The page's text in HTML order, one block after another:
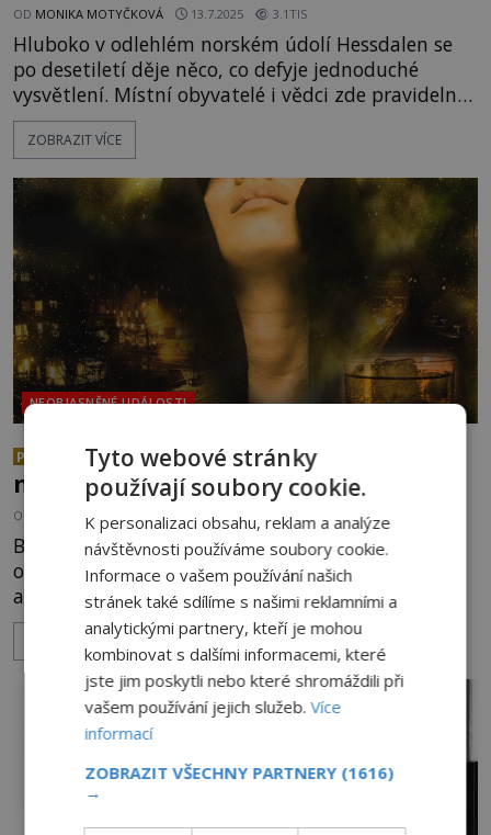
OD MONIKA MOTYČKOVÁ 13.7.2025 3.1TIS
Hluboko v odlehlém norském údolí Hessdalen se
po desetiletí děje něco, co defyje jednoduché
vysvětlení. Místní obyvatelé i vědci zde pravidelně
pozorují podivná, barevná světla, která se
pohybují po obloze, vznášejí se, mění tvar a
způsobuje tyto záhadné světelné jevy, které se
objevují bez jakéhokoli zvuku či zjevného zdroje?
Jsou to přírodní úkazy, nez
ZOBRAZIT VÍCE
NEOBJASNĚNÉ UDÁLOSTI
PREMIUM
Žena z Isdalenu: Kdo zavraždil
neznámou krásku v Údolí smrti?
OD EVA SOUKUPOVÁ 14.11.2024 3.5TIS
Byla půvabná, mladá a elegantní. Zemřela však
opuštěná, nikdo ji nehledal a nikdo dodnes nezná
ani její jméno. Možná proto, že jich měla hned
několik. Skutečná identita ženy nalezené bez
života v norských horách zůstává neznámá. Stejně
jako jméno toho, kdo za její smrtí stál. Byla
záhadná žena tajnou špionkou, nebo před někým
marně utíkala? V horském
ZOBRAZIT VÍCE
Tyto webové stránky
používají soubory cookie.
K personalizaci obsahu, reklam a analýze
návštěvnosti používáme soubory cookie.
Informace o vašem používání našich
stránek také sdílíme s našimi reklamními a
analytickými partnery, kteří je mohou
kombinovat s dalšími informacemi, které
jste jim poskytli nebo které shromáždili při
vašem používání jejich služeb.Více
informací
ZOBRAZIT VŠECHNY PARTNERY (1616)
→